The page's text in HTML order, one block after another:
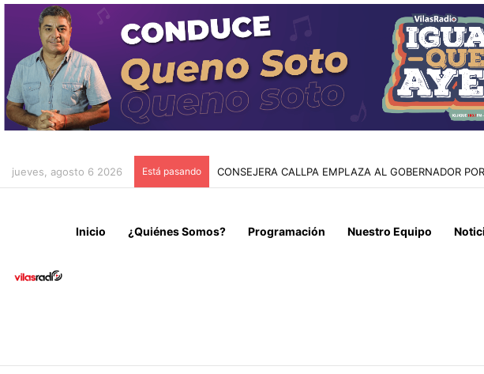
jueves, agosto 6 2026 Está pasando AUTORIDADES REGIONALES Y CANCILLERÍA
Inicio ¿Quiénes Somos? Programación Nuestro Equipo